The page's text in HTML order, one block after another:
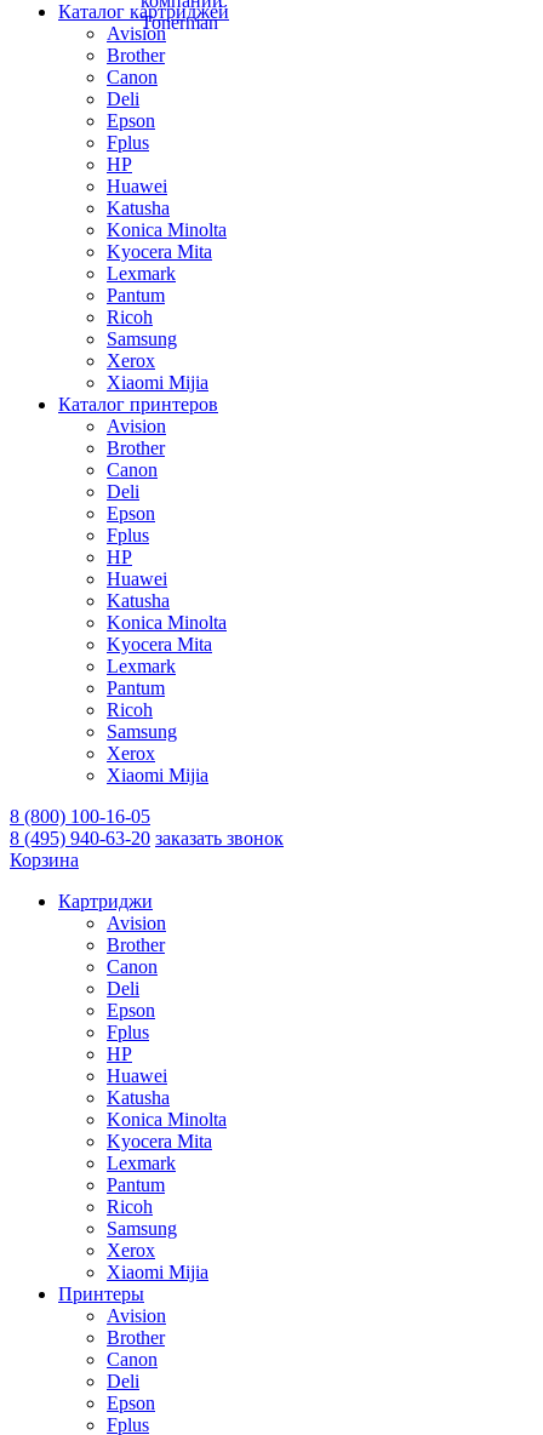
Каталог картриджей
Avision
Brother
Canon
Deli
Epson
Fplus
HP
Huawei
Katusha
Konica Minolta
Kyocera Mita
Lexmark
Pantum
Ricoh
Samsung
Xerox
Xiaomi Mijia
Каталог принтеров
Avision
Brother
Canon
Deli
Epson
Fplus
HP
Huawei
Katusha
Konica Minolta
Kyocera Mita
Lexmark
Pantum
Ricoh
Samsung
Xerox
Xiaomi Mijia
8 (800) 100-16-05
8 (495) 940-63-20 заказать звонок
Корзина
Картриджи
Avision
Brother
Canon
Deli
Epson
Fplus
HP
Huawei
Katusha
Konica Minolta
Kyocera Mita
Lexmark
Pantum
Ricoh
Samsung
Xerox
Xiaomi Mijia
Принтеры
Avision
Brother
Canon
Deli
Epson
Fplus